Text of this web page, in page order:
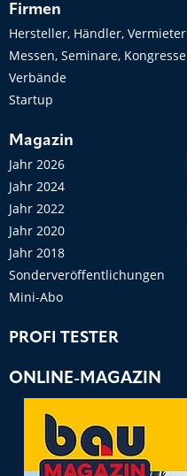
Firmen
Hersteller, Händler, Vermieter
Messen, Seminare, Kongresse
Verbände
Startup
Magazin
Jahr 2026
Jahr 2024
Jahr 2022
Jahr 2020
Jahr 2018
Sonderveröffentlichungen
Mini-Abo
PROFI TESTER
ONLINE-MAGAZIN